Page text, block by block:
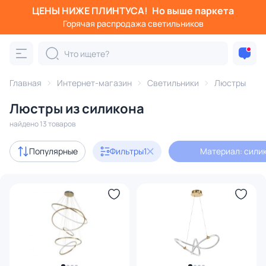
ЦЕНЫ НИЖЕ ПЛИНТУСА! Но выше паркета
Горячая распродажа светильников
Главная Интернет-магазин Светильники Люстры
Люстры из силикона
найдено 13 товаров
Популярные Фильтры1 Материал:
Фильтры
Категория:
подвесные потолочные
с 3D-моделями
В наличии 9